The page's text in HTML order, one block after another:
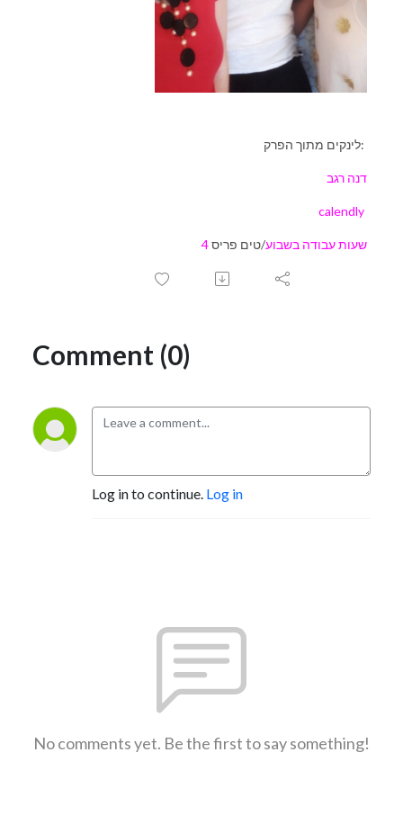
לינקים מתוך הפרק:
דנה רגב
calendly
4 שעות עבודה בשבוע/טים פריס
Comment (0)
Log in to continue. Log in
No comments yet. Be the first to say something!